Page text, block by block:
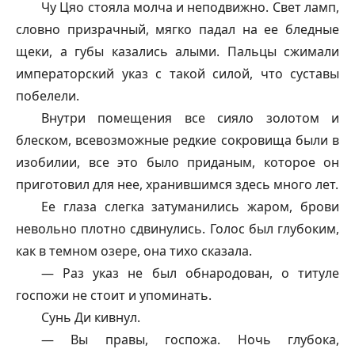
Чу Цяо стояла молча и неподвижно. Свет ламп,
словно призрачный, мягко падал на ее бледные
щеки, а губы казались алыми. Пальцы сжимали
императорский указ с такой силой, что суставы
побелели.
Внутри помещения все сияло золотом и
блеском, всевозможные редкие сокровища были в
изобилии, все это было приданым, которое он
приготовил для нее, хранившимся здесь много лет.
Ее глаза слегка затуманились жаром, брови
невольно плотно сдвинулись. Голос был глубоким,
как в темном озере, она тихо сказала.
— Раз указ не был обнародован, о титуле
госпожи не стоит и упоминать.
Сунь Ди кивнул.
— Вы правы, госпожа. Ночь глубока,